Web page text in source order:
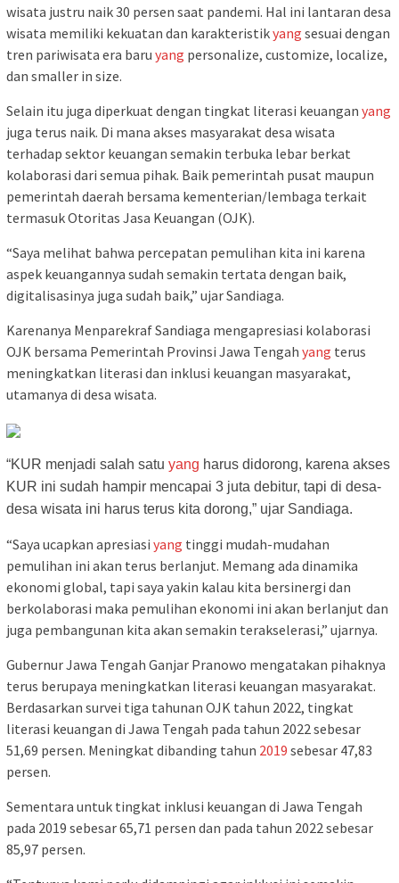
wisata justru naik 30 persen saat pandemi. Hal ini lantaran desa
wisata memiliki kekuatan dan karakteristikyang sesuai dengan
tren pariwisata era baru yang personalize, customize, localize,
dan smaller in size.
Selain itu juga diperkuat dengan tingkat literasi keuangan yang
juga terus naik. Di mana akses masyarakat desa wisata
terhadap sektor keuangan semakin terbuka lebar berkat
kolaborasi dari semua pihak. Baik pemerintah pusat maupun
pemerintah daerah bersama kementerian/lembaga terkait
termasuk Otoritas Jasa Keuangan (OJK).
“Saya melihat bahwa percepatan pemulihan kita ini karena
aspek keuangannya sudah semakin tertata dengan baik,
digitalisasinya juga sudah baik,” ujar Sandiaga.
Karenanya Menparekraf Sandiaga mengapresiasi kolaborasi
OJK bersama Pemerintah Provinsi Jawa Tengah yang terus
meningkatkan literasi dan inklusi keuangan masyarakat,
utamanya di desa wisata.
“KUR menjadi salah satu yang harus didorong, karena akses
KUR ini sudah hampir mencapai 3 juta debitur, tapi di desa-
desa wisata ini harus terus kita dorong,” ujar Sandiaga.
“Saya ucapkan apresiasi yang tinggi mudah-mudahan
pemulihan ini akan terus berlanjut. Memang ada dinamika
ekonomi global, tapi saya yakin kalau kita bersinergi dan
berkolaborasi maka pemulihan ekonomi ini akan berlanjut dan
juga pembangunan kita akan semakin terakselerasi,” ujarnya.
Gubernur Jawa Tengah Ganjar Pranowo mengatakan pihaknya
terus berupaya meningkatkan literasi keuangan masyarakat.
Berdasarkan survei tiga tahunan OJK tahun 2022, tingkat
literasi keuangan di Jawa Tengah pada tahun 2022 sebesar
51,69 persen. Meningkat dibanding tahun 2019 sebesar 47,83
persen.
Sementara untuk tingkat inklusi keuangan di Jawa Tengah
pada 2019 sebesar 65,71 persen dan pada tahun 2022 sebesar
85,97 persen.